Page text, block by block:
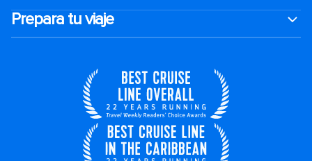
Prepara tu viaje